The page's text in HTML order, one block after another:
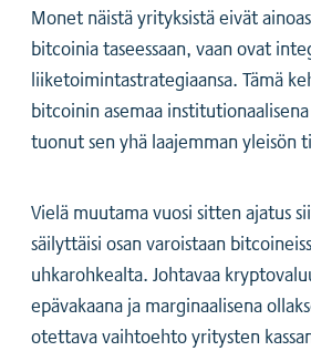
Monet näistä yrityksistä eivät
bitcoinia taseessaan, vaan ovat
liiketoimintastrategiaansa. Tämä
bitcoinin asemaa
tuonut sen yhä laajemman yleisön
Vielä muutama vuosi sitten ajatus
säilyttäisi osan varoistaan
uhkarohkealta. Johtavaa
epävakaana ja marginaalisena
otettava vaihtoehto yritysten